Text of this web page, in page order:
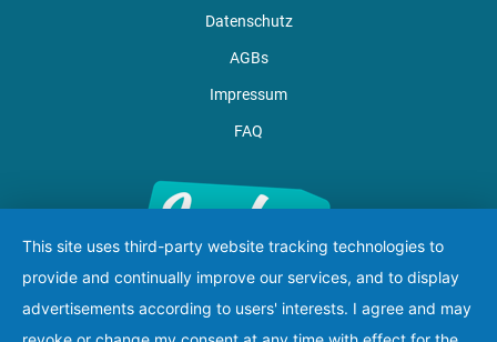
Datenschutz
AGBs
Impressum
FAQ
This site uses third-party website tracking technologies to
provide and continually improve our services, and to display
advertisements according to users' interests. I agree and may